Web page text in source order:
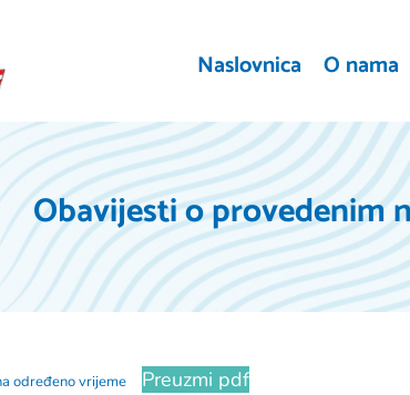
Naslovnica O nama
Obavijesti o provedenim
određeno vrijeme Preuzmi pdf